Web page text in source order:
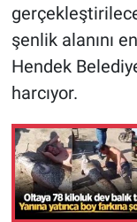
şenlik alanını
Hendek
harcıyor.